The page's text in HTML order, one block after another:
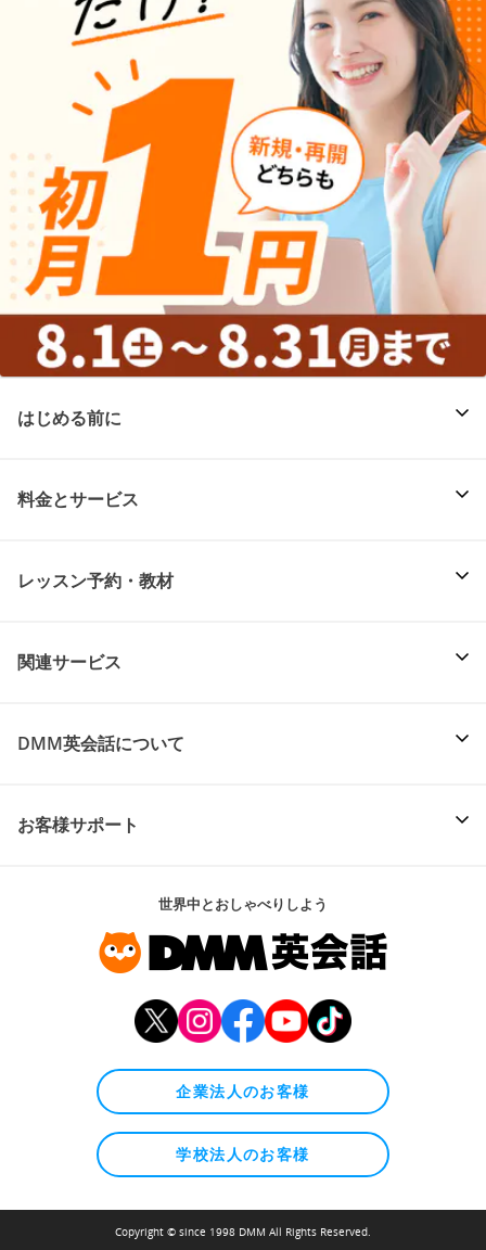
はじめる前に
料金とサービス
レッスン予約・教材
関連サービス
DMM英会話について
お客様サポート
世界中とおしゃべりしよう
企業法人のお客様
学校法人のお客様
Copyright © since 1998 DMM All Rights Reserved.